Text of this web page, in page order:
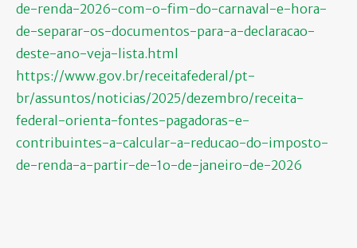
de-renda-2026-com-o-fim-do-carnaval-e-hora-
de-separar-os-documentos-para-a-declaracao-
deste-ano-veja-lista.html
https://www.gov.br/receitafederal/pt-
br/assuntos/noticias/2025/dezembro/receita-
federal-orienta-fontes-pagadoras-e-
contribuintes-a-calcular-a-reducao-do-imposto-
de-renda-a-partir-de-1o-de-janeiro-de-2026